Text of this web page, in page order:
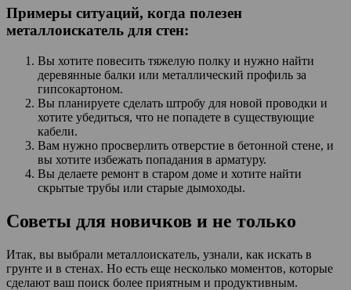
Примеры ситуаций, когда полезен
металлоискатель для стен:
Вы хотите повесить тяжелую полку и нужно найти
деревянные балки или металлический профиль за
гипсокартоном.
Вы планируете сделать штробу для новой проводки и
хотите убедиться, что не попадете в существующие
кабели.
Вам нужно просверлить отверстие в бетонной стене, и
вы хотите избежать попадания в арматуру.
Вы делаете ремонт в старом доме и хотите найти
скрытые трубы или старые дымоходы.
Советы для новичков и не только
Итак, вы выбрали металлоискатель, узнали, как искать в
грунте и в стенах. Но есть еще несколько моментов, которые
сделают ваш поиск более приятным и продуктивным.